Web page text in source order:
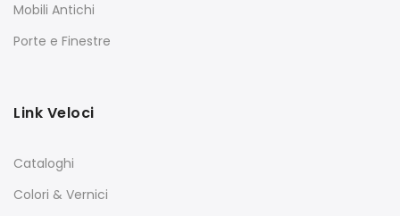
Mobili Antichi
Porte e Finestre
Link Veloci
Cataloghi
Colori & Vernici